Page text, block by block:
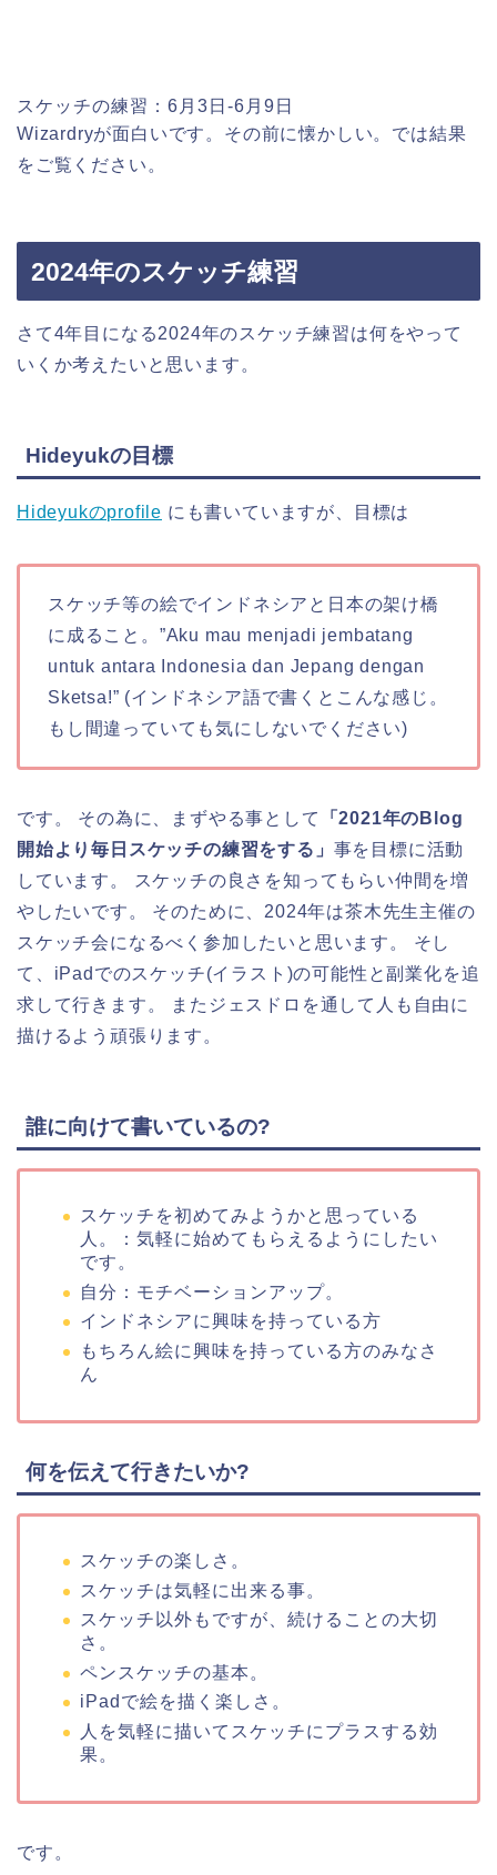
スケッチの練習：6月3日-6月9日
Wizardryが面白いです。その前に懐かしい。では結果
をご覧ください。
2024年のスケッチ練習
さて4年目になる2024年のスケッチ練習は何をやって
いくか考えたいと思います。
Hideyukの目標
Hideyukのprofile にも書いていますが、目標は
スケッチ等の絵でインドネシアと日本の架け橋
に成ること。”Aku mau menjadi jembatang
untuk antara Indonesia dan Jepang dengan
Sketsa!” (インドネシア語で書くとこんな感じ。
もし間違っていても気にしないでください)
です。 その為に、まずやる事として
「2021年のBlog
開始より毎日スケッチの練習をする」 事を目標に活動
しています。 スケッチの良さを知ってもらい仲間を増
やしたいです。 そのために、2024年は茶木先生主催の
スケッチ会になるべく参加したいと思います。 そし
て、iPadでのスケッチ(イラスト)の可能性と副業化を追
求して行きます。 またジェスドロを通して人も自由に
描けるよう頑張ります。
誰に向けて書いているの?
スケッチを初めてみようかと思っている
人。：気軽に始めてもらえるようにしたい
です。
自分：モチベーションアップ。
インドネシアに興味を持っている方
もちろん絵に興味を持っている方のみなさ
ん
何を伝えて行きたいか?
スケッチの楽しさ。
スケッチは気軽に出来る事。
スケッチ以外もですが、続けることの大切
さ。
ペンスケッチの基本。
iPadで絵を描く楽しさ。
人を気軽に描いてスケッチにプラスする効
果。
です。